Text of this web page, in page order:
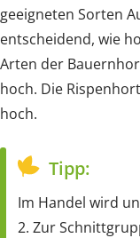
geeigneten Sorten
entscheidend, wie
Arten der
hoch. Die
hoch.
Tipp:
Im Handel wird
2. Zur